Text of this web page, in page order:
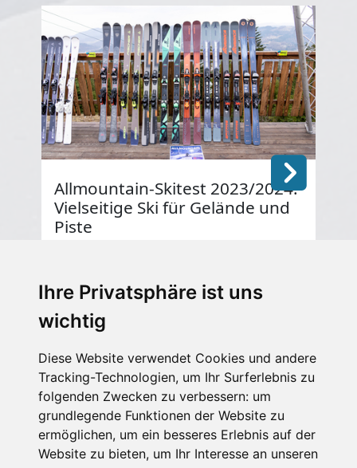
Ihre Privatsphäre ist uns
wichtig
Diese Website verwendet Cookies und andere
Tracking-Technologien, um Ihr Surferlebnis zu
folgenden Zwecken zu verbessern: um
grundlegende Funktionen der Website zu
ermöglichen, um ein besseres Erlebnis auf der
Website zu bieten, um Ihr Interesse an unseren
Allmountain-Skitest 2023/2024:
Vielseitige Ski für Gelände und
Piste
2023/2024 im Test. Welcher ist der beste Ski
für jeden Tag?